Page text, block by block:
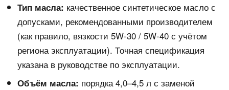
Тип масла: качественное синтетическое масло с
допусками, рекомендованными производителем
(как правило, вязкости 5W-30 / 5W-40 с учётом
региона эксплуатации). Точная спецификация
указана в руководстве по эксплуатации.
Объём масла: порядка 4,0–4,5 л с заменой